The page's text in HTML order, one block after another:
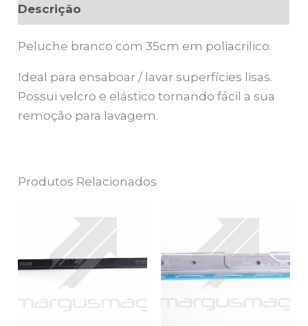
Descrição
Peluche branco com 35cm em poliacrilico.
Ideal para ensaboar / lavar superfícies lisas.
Possui velcro e elástico tornando fácil a sua
remoção para lavagem.
Produtos Relacionados